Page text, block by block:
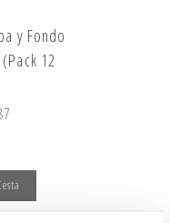
y Fondo
12